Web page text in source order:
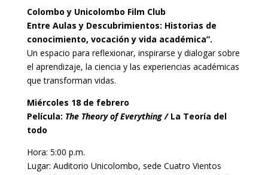
Colombo y Unicolombo Film Club
Entre Aulas y Descubrimientos: Historias de
conocimiento, vocación y vida académica”.
Un espacio para reflexionar, inspirarse y dialogar sobre
el aprendizaje, la ciencia y las experiencias académicas
que transforman vidas.
Miércoles 18 de febrero
Película: The Theory of Everything / La Teoría del
todo
Hora: 5:00 p.m.
Lugar: Auditorio Unicolombo, sede Cuatro Vientos